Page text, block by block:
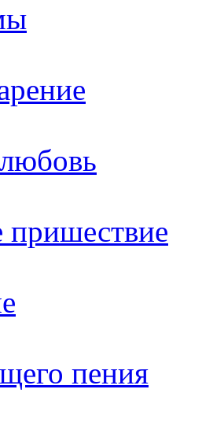
пришествие
пения